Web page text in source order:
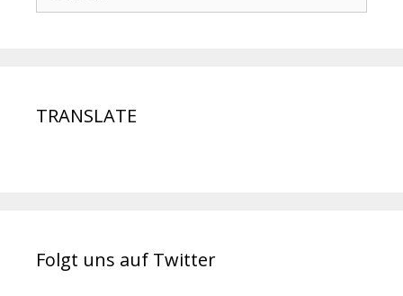
TRANSLATE
Folgt uns auf Twitter